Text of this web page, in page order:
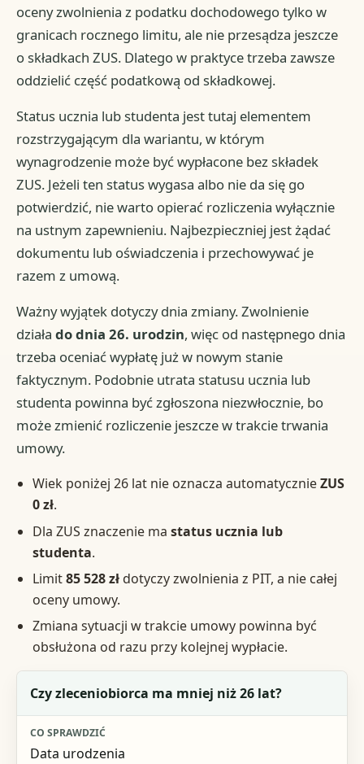
oceny zwolnienia z podatku dochodowego tylko w
granicach rocznego limitu, ale nie przesądza jeszcze
o składkach ZUS. Dlatego w praktyce trzeba zawsze
oddzielić część podatkową od składkowej.
Status ucznia lub studenta jest tutaj elementem
rozstrzygającym dla wariantu, w którym
wynagrodzenie może być wypłacone bez składek
ZUS. Jeżeli ten status wygasa albo nie da się go
potwierdzić, nie warto opierać rozliczenia wyłącznie
na ustnym zapewnieniu. Najbezpieczniej jest żądać
dokumentu lub oświadczenia i przechowywać je
razem z umową.
Ważny wyjątek dotyczy dnia zmiany. Zwolnienie
działado dnia 26. urodzin, więc od następnego dnia
trzeba oceniać wypłatę już w nowym stanie
faktycznym. Podobnie utrata statusu ucznia lub
studenta powinna być zgłoszona niezwłocznie, bo
może zmienić rozliczenie jeszcze w trakcie trwania
umowy.
Wiek poniżej 26 lat nie oznacza automatycznieZUS
0 zł.
Dla ZUS znaczenie ma status ucznia lub
studenta.
Limit85 528 złdotyczy zwolnienia z PIT, a nie całej
oceny umowy.
Zmiana sytuacji w trakcie umowy powinna być
obsłużona od razu przy kolejnej wypłacie.
Pytanie kontrolne
Co sprawdzić
Czy zleceniobiorca ma mniej niż 26 lat?
Data urodzenia